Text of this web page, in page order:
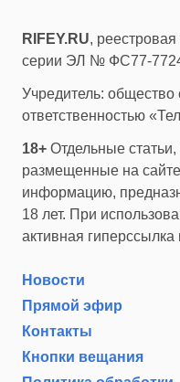
RIFEY.RU,
серии ЭЛ № ФС77-
Учредитель: общество
ответственностью
18+ Отдельные
размещенные на
информацию,
18 лет. При
активная гиперссылка
Новости
Прямой эфир
Контакты
Кнопки вещания